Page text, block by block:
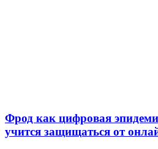
Фрод как цифровая
учится защищаться от